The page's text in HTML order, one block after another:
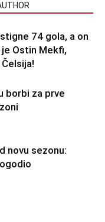
74 gola, a on
Ostin Mekfi,
borbi za prve
novu sezonu: